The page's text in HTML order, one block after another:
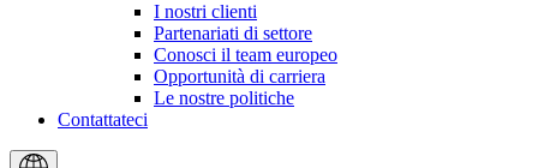
I nostri clienti
Partenariati di settore
Conosci il team europeo
Opportunità di carriera
Le nostre politiche
Contattateci